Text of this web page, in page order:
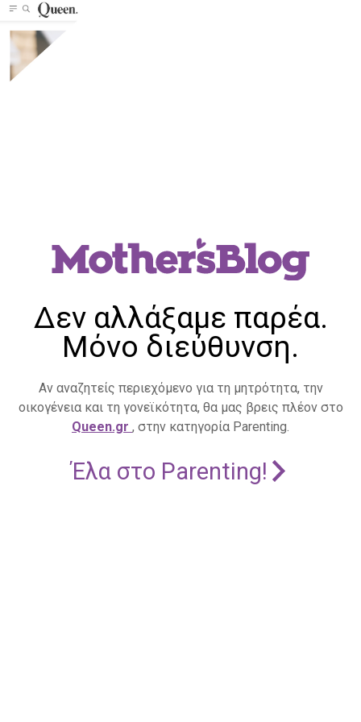
Δεν αλλάξαμε παρέα.
Μόνο διεύθυνση.
Αν αναζητείς περιεχόμενο για τη μητρότητα, την
οικογένεια και τη γονεϊκότητα, θα μας βρεις πλέον στο
Queen.gr , στην κατηγορία Parenting.
Έλα στο Parenting!